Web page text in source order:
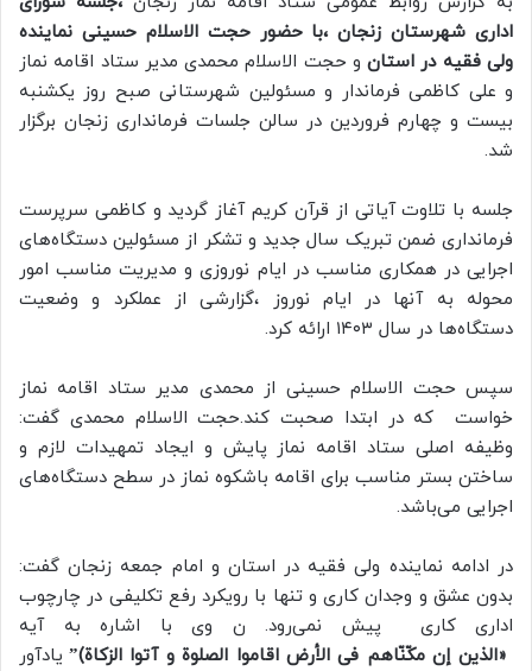
اداری شهرستان زنجان ،با حضور حجت الاسلام حسینی نماینده
ولی فقیه در استانو حجت الاسلام محمدی مدیر ستاد اقامه نماز
و علی کاظمی فرماندار و مسئولین شهرستانی صبح روز یکشنبه
بیست و چهارم فروردین در سالن جلسات فرمانداری زنجان برگزار
شد.
جلسه با تلاوت آیاتی از قرآن کریم آغاز گردید و کاظمی سرپرست
فرمانداری ضمن تبریک سال جدید و تشکر از مسئولین دستگاه‌های
اجرایی در همکاری مناسب در ایام نوروزی و مدیریت مناسب امور
محوله به آنها در ایام نوروز ،گزارشی از عملکرد و وضعیت
دستگاه‌ها در سال ۱۴۰۳ ارائه کرد.
سپس حجت الاسلام حسینی از محمدی مدیر ستاد اقامه نماز
خواست که در ابتدا صحبت کند.حجت الاسلام محمدی گفت:
وظیفه اصلی ستاد اقامه نماز پایش و ایجاد تمهیدات لازم و
ساختن بستر مناسب برای اقامه باشکوه نماز در سطح دستگاه‌های
اجرایی می‌باشد.
در ادامه نماینده ولی فقیه در استان و امام جمعه زنجان گفت:
بدون عشق و وجدان کاری و تنها با رویکرد رفع تکلیفی در چارچوب
اداری کاری پیش نمی‌رود. ن وی با اشاره به آیه
«الذین إن مکّنّاهم فى الأرض اقاموا الصلوة و آتوا الزکاة)” یادآور